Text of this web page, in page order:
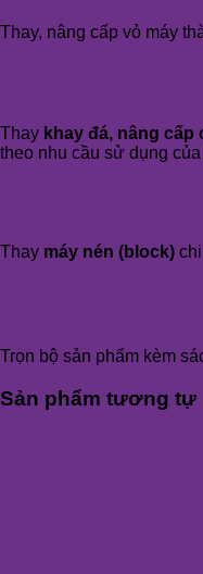
Thay, nâng cấp vỏ máy
Thay khay đá, nâng cấp
theo nhu cầu sử dụng
Thay máy nén (block)
Trọn bộ sản phẩm kèm
Sản phẩm tương tự